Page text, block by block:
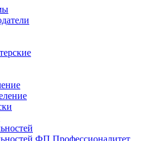
ФП Профессионалитет